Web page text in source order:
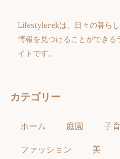
Lifestylerekは、日々の暮ら
情報を見つけることができる
イトです。
カテゴリー
ホーム 庭園 子
ファッション 美